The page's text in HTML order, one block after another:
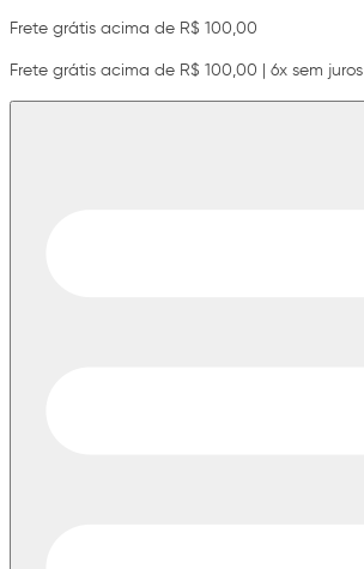
Frete grátis acima de R$ 100,00
Frete grátis acima de R$ 100,00 | 6x sem juros